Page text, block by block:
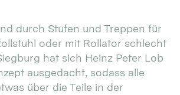
durch Stufen und Treppen für
oder mit Rollator schlecht
hat sich Heinz Peter Lob
ausgedacht, sodass alle
über die Teile in der